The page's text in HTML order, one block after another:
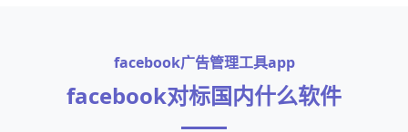
facebook广告管理工具app
facebook对标国内什么软件